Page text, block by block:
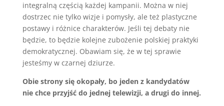
integralną częścią każdej kampanii. Można w niej
dostrzec nie tylko wizje i pomysły, ale też plastyczne
postawy i różnice charakterów. Jeśli tej debaty nie
będzie, to będzie kolejne zubożenie polskiej praktyki
demokratycznej. Obawiam się, że w tej sprawie
jesteśmy w czarnej dziurze.
Obie strony się okopały, bo jeden z kandydatów
nie chce przyjść do jednej telewizji, a drugi do innej.